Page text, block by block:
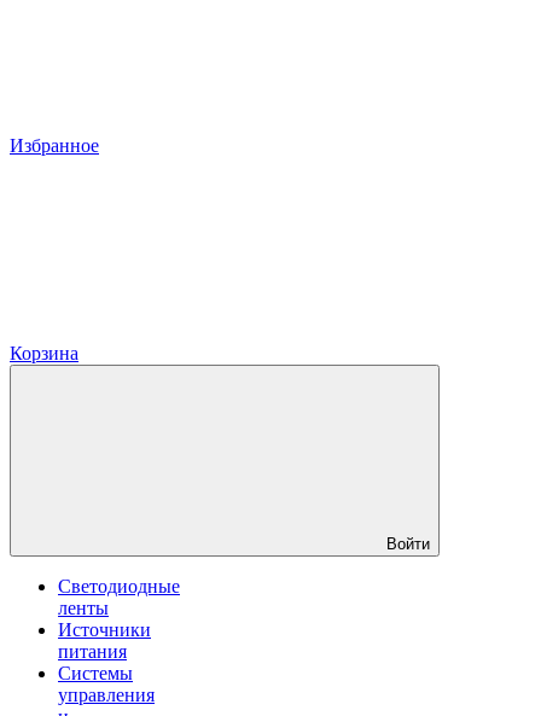
Избранное
Корзина
Войти
Светодиодные
ленты
Источники
питания
Системы
управления